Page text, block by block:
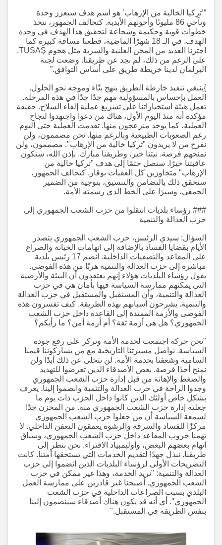
“’تركيا الخالية من الإرهاب’ هو اسم هدف سيعزز وحدة
وتآخي 86 مليونًا وأخوتهم الأبدية. كتحالف الجمهور، نتخذ
خطوات قوية وحكيمة وشجاعة لتحقيق هذا الهدف في وحدة
الهدف. في الـ 18 شهرًا الماضية، قطعنا مسافة كبيرة كما
اجتزنا العديد من المحن العلنية والسرية مثل هجوم TUSAŞ.
على الرغم من ذلك، لم نحِد عن طريقنا. وضعت لجنة
البرلمان لدينا خريطة طريق على أساس التوافق.”
}ينبغي تنفيذ خارطة الطريق بنهج بنّاء وموجه نحو الحلول.
العمل بإحساس بالمسؤولية مهم جدًا جدًا في هذه المرحلة.
تعمل هيئة استخباراتنا على تسريع عملية إلقاء السلاح. حقيقة
مؤكدة أنه منذ اليوم الأول، هناك من دعوا واجتهدوا لنجاح
العملية، كما يوجد منزعجون منها. تقدمت العملية حتى اليوم
رغم الصعوبات الطبيعية وبالرغم منها. نحن مصممون، ولن
نفرح من لا يريدون "تركيا خالية من الإرهاب". مصممون، ولن
نمنحهم فرصة. نيتنا خير، وطريقنا مبارك. بإذن الله، ستكون
عاقبتنا خيرًا. سنصل حتمًا إلى هدف "تركيا خالية من
الإرهاب" متجاوزين كل العقبات بوقار. كتحالف الجمهور،
سنحقق ذلك بالتضامن والتنسيق، بتوجيه من الضمير
الجمعي، وسيرًا على الخط الذي رسمته الأمة.
### رؤساء بلديات انتقلوا من حزب الشعب الجمهوري إلى
حزب العدالة والتنمية
السؤال: سيدي الرئيس، حزب الشعب الجمهوري يتصدر
الأيام بقضايا الفساد بالإضافة إلى اتهامات الخيانة والصراع
على المقاعد والتصفيات الداخلية. انضم 17 رئيس بلدية
مباشرة إلى حزب العدالة والتنمية هربًا من هذه الفوضى.
يقول رؤساء البلديات هؤلاء إنهم يعتقدون أن البيئة والأرضية
التي يمكنهم ممارسة السياسة فيها بأمان هي في حزب
العدالة والتنمية، وأن المستقبل والمستقبل في حزب العدالة
والتنمية. يشرحون أسبابهم بهذه الطريقة. كيف تفسرون هذه
الفوضى والأزمة الممتدة إلى القاعدة داخل حزب الشعب
الجمهوري؟ هل هي أزمة ثقة؟ أم أزمة أمن؟ ما رأيكم؟
"نحن حركة اجتمعت لخدمة الأمة وتركز على رفع جودة
السياسة. نواصل مسيرتنا التاريخية مع من يشاركوننا قيمنا
السامية وشغفنا بخدمة الأمة. لن نتخلى عن ذلك أبدًا ولن
نمنح أحدًا فرصة. بعض الأصدقاء الذين تعرضوا للتهديد
والضغط والإهانة من قبل إدارة حزب الشعب الجمهوري
وجدوا الراحة في حزب العدالة والتنمية وانضموا إلينا. يعرف
بشكل خاص أولئك الذين كانوا داخل الحزب ذات يوم ما
جعلته إدارة حزب الشعب الجمهوري منه. من المحزن جدًا
لسمعة السياسة أن من جعلوا حزب الشعب الجمهوري
مركزًا للفساد والسرقة والرشوة يعمقون التعفن الداخلي. لا
تهمنا حروب المقاعد داخل حزب الشعب الجمهوري، وسباق
اتهام بعضهم البعض، وأوليمبياد الافتراء. نحن ننظر إلى
طريقنا. نبذل جهدًا لتقديم الخدمات التي تستحقها أمتنا. كانت
التصريحات الأولى لرؤساء البلديات الذين انضموا إلى حزب
العدالة والتنمية: "نريد الخدمة، وهذا غير ممكن في حزب
الشعب الجمهوري. أصبحنا غير قادرين على ممارسة العمل
البلدي بسبب الصراعات الداخلية في حزب الشعب
الجمهوري". أي أنه قد يكون هناك أصدقاء سينضمون إلينا
بنفس الطريقة في المستقبل."